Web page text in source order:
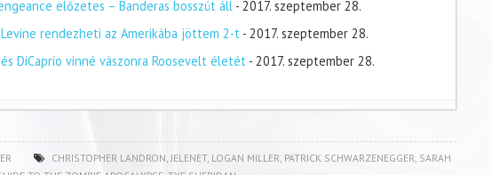
előzetes – Banderas bosszút áll - 2017. szeptember 28.
rendezheti az Amerikába jöttem 2-t - 2017. szeptember 28.
DiCaprio vinné vászonra Roosevelt életét - 2017. szeptember 28.
CHRISTOPHER LANDRON JELENET, LOGAN MILLER PATRICK SCHWARZENEGGER SARAH